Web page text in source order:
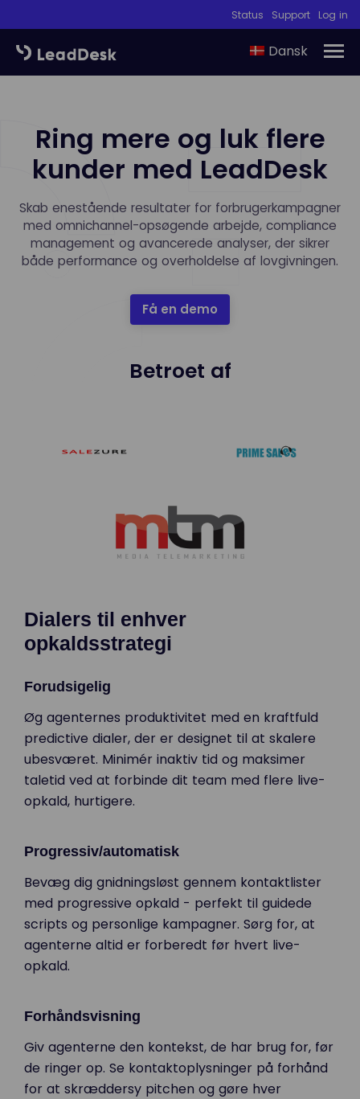
Status Support Log in
Dansk
Ring mere og luk flere
kunder med LeadDesk
Skab enestående resultater for forbrugerkampagner
med omnichannel-opsøgende arbejde, compliance
management og avancerede analyser, der sikrer
både performance og overholdelse af lovgivningen.
Få en demo
Betroet af
Dialers til enhver
opkaldsstrategi
Forudsigelig
Øg agenternes produktivitet med en kraftfuld
predictive dialer, der er designet til at skalere
ubesværet. Minimér inaktiv tid og maksimer
taletid ved at forbinde dit team med flere live-
opkald, hurtigere.
Progressiv/automatisk
Bevæg dig gnidningsløst gennem kontaktlister
med progressive opkald - perfekt til guidede
scripts og personlige kampagner. Sørg for, at
agenterne altid er forberedt før hvert live-
opkald.
Forhåndsvisning
Giv agenterne den kontekst, de har brug for, før
de ringer op. Se kontaktoplysninger på forhånd
for at skræddersy pitchen og gøre hver